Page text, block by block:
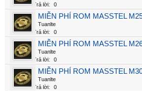
Trả lời:
0
MIỄN PHÍ ROM MASSTEL
Tuanlte
Trả lời:
0
MIỄN PHÍ ROM MASSTEL
Tuanlte
Trả lời:
0
MIỄN PHÍ ROM MASSTEL
Tuanlte
Trả lời:
0